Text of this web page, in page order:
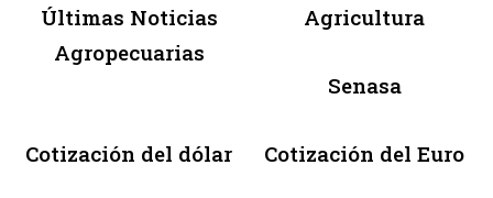
Últimas Noticias
Agropecuarias
Agricultura
Senasa
Cotización del dólar Cotización del Euro